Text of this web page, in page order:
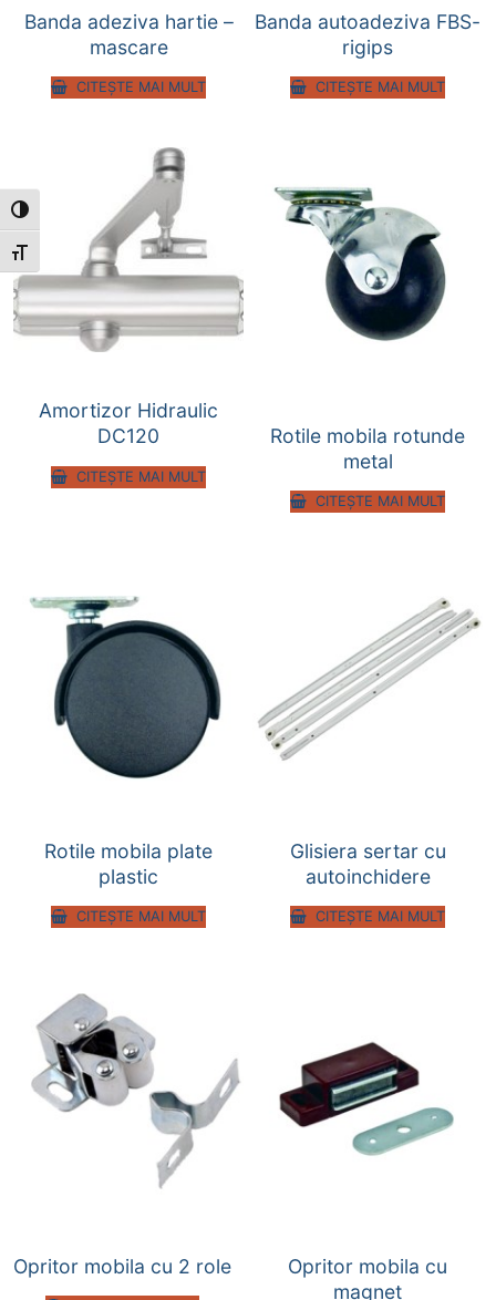
Toggle High Contrast
Toggle Font size
Banda adeziva hartie –
mascare
CITEȘTE MAI MULT
Banda autoadeziva FBS-
rigips
CITEȘTE MAI MULT
Amortizor Hidraulic
DC120
CITEȘTE MAI MULT
Rotile mobila rotunde
metal
CITEȘTE MAI MULT
Rotile mobila plate
plastic
CITEȘTE MAI MULT
Glisiera sertar cu
autoinchidere
CITEȘTE MAI MULT
Opritor mobila cu 2 role
Opritor mobila cu
magnet